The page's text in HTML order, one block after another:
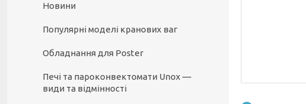
Новини
Популярні моделі кранових ваг
Обладнання для Poster
Печі та пароконвектомати Unox —
види та відмінності